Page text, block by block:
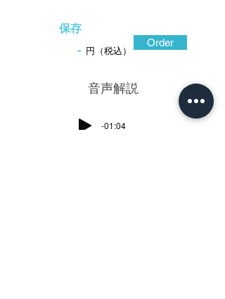
保存
- 円（税込）
Order
​音声解説
-01:04